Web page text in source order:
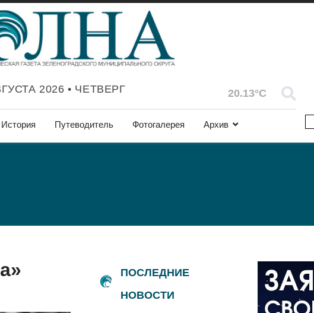
2026 • ЧЕТВЕРГ 20.13°C
История Путеводитель Фотогалерея Архив
ПОСЛЕДНИЕ
НОВОСТИ